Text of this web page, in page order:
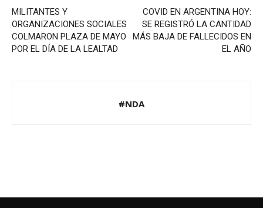
MILITANTES Y
ORGANIZACIONES SOCIALES
COLMARON PLAZA DE MAYO
POR EL DÍA DE LA LEALTAD
COVID EN ARGENTINA HOY:
SE REGISTRÓ LA CANTIDAD
MÁS BAJA DE FALLECIDOS EN
EL AÑO
#NDA